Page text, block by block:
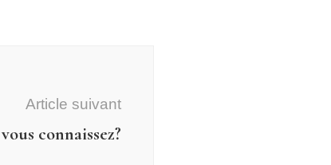
Article suivant
connaissez?